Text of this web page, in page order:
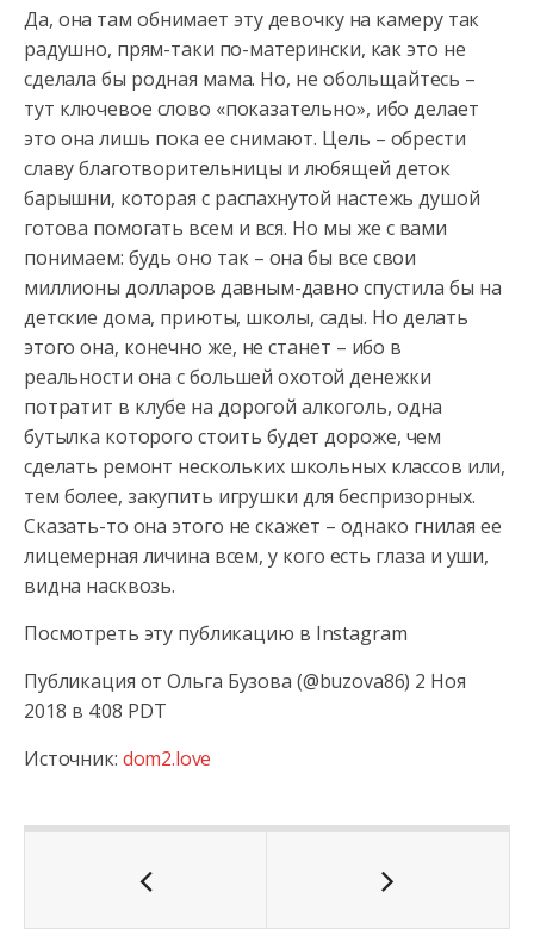
Да, она там обнимает эту девочку на камеру так
радушно, прям-таки по-матерински, как это не
сделала бы родная мама. Но, не обольщайтесь –
тут ключевое слово «показательно», ибо делает
это она лишь пока ее снимают. Цель – обрести
славу благотворительницы и любящей деток
барышни, которая с распахнутой настежь душой
готова помогать всем и вся. Но мы же с вами
понимаем: будь оно так – она бы все свои
миллионы долларов давным-давно спустила бы на
детские дома, приюты, школы, сады. Но делать
этого она, конечно же, не станет – ибо в
реальности она с большей охотой денежки
потратит в клубе на дорогой алкоголь, одна
бутылка которого стоить будет дороже, чем
сделать ремонт нескольких школьных классов или,
тем более, закупить игрушки для беспризорных.
Сказать-то она этого не скажет – однако гнилая ее
лицемерная личина всем, у кого есть глаза и уши,
видна насквозь.
Посмотреть эту публикацию в Instagram
Публикация от Ольга Бузова (@buzova86) 2 Ноя
2018 в 4:08 PDT
Источник: dom2.love